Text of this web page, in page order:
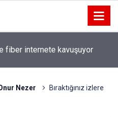
fiber internete kavuşuyor
Nezer
Bıraktığınız izlere